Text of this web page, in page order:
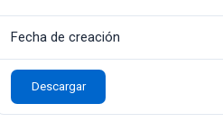
Fecha de creación
Descargar